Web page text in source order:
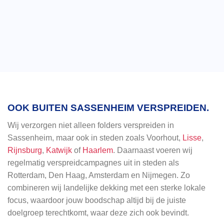
OOK BUITEN SASSENHEIM VERSPREIDEN.
Wij verzorgen niet alleen folders verspreiden in
Sassenheim, maar ook in steden zoals Voorhout, Lisse,
Rijnsburg, Katwijk of Haarlem. Daarnaast voeren wij
regelmatig verspreidcampagnes uit in steden als
Rotterdam, Den Haag, Amsterdam en Nijmegen. Zo
combineren wij landelijke dekking met een sterke lokale
focus, waardoor jouw boodschap altijd bij de juiste
doelgroep terechtkomt, waar deze zich ook bevindt.